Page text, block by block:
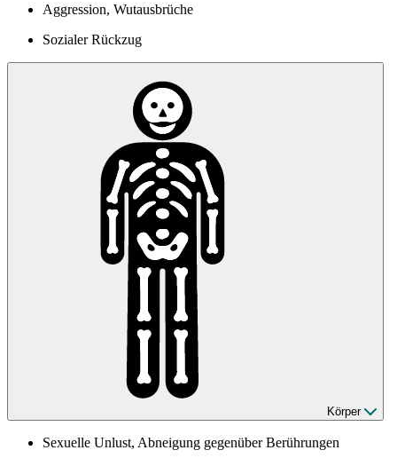
Aggression, Wutausbrüche
Sozialer Rückzug
Körper
Sexuelle Unlust, Abneigung gegenüber Berührungen